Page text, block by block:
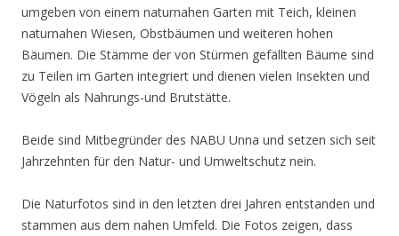
umgeben von einem naturnahen Garten mit Teich, kleinen
naturnahen Wiesen, Obstbäumen und weiteren hohen
Bäumen. Die Stämme der von Stürmen gefällten Bäume sind
zu Teilen im Garten integriert und dienen vielen Insekten und
Vögeln als Nahrungs-und Brutstätte.
Beide sind Mitbegründer des NABU Unna und setzen sich seit
Jahrzehnten für den Natur- und Umweltschutz nein.
Die Naturfotos sind in den letzten drei Jahren entstanden und
stammen aus dem nahen Umfeld. Die Fotos zeigen, dass